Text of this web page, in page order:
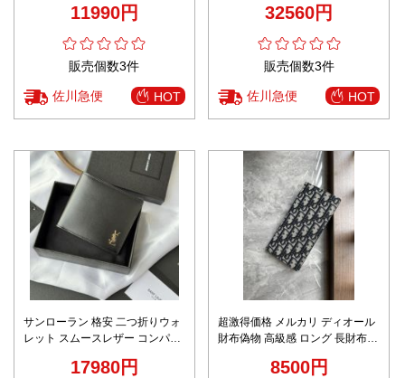
縫製 レビュー高リピ率
11990円
販売個数3件
佐川急便 HOT
数量限定入荷32560円
販売個数3件
佐川急便 HOT
サンローラン 格安 二つ折りウォ
レット スムースレザー コンパク
17980円
超激得価格 メルカリ ディオール
財布偽物 高級感 ロング 長財布
革 メンズ ブラック
8500円